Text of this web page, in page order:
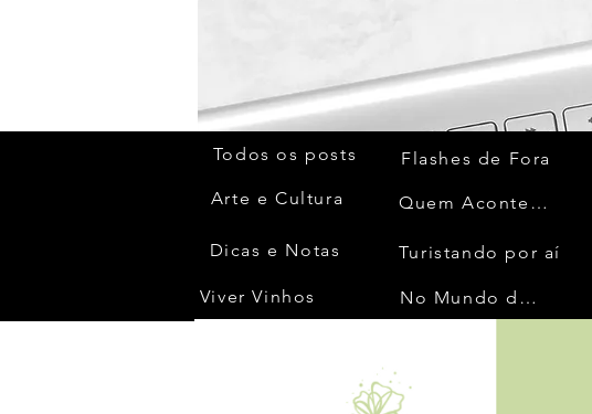
Todos os posts
Arte e Cultura
Dicas e Notas
Viver Vinhos
Flashes de Fora
Quem Acontece
Turistando por aí
No Mundo da Moda